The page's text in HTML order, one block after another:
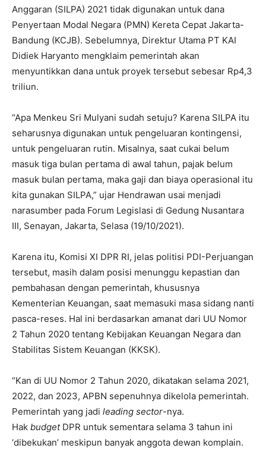
Anggaran (SILPA) 2021 tidak digunakan untuk dana
Penyertaan Modal Negara (PMN) Kereta Cepat Jakarta-
Bandung (KCJB). Sebelumnya, Direktur Utama PT KAI
Didiek Haryanto mengklaim pemerintah akan
menyuntikkan dana untuk proyek tersebut sebesar Rp4,3
triliun.
“Apa Menkeu Sri Mulyani sudah setuju? Karena SILPA itu
seharusnya digunakan untuk pengeluaran kontingensi,
untuk pengeluaran rutin. Misalnya, saat cukai belum
masuk tiga bulan pertama di awal tahun, pajak belum
masuk bulan pertama, maka gaji dan biaya operasional itu
kita gunakan SILPA,” ujar Hendrawan usai menjadi
narasumber pada Forum Legislasi di Gedung Nusantara
III, Senayan, Jakarta, Selasa (19/10/2021).
Karena itu, Komisi XI DPR RI, jelas politisi PDI-Perjuangan
tersebut, masih dalam posisi menunggu kepastian dan
pembahasan dengan pemerintah, khususnya
Kementerian Keuangan, saat memasuki masa sidang nanti
pasca-reses. Hal ini berdasarkan amanat dari UU Nomor
2 Tahun 2020 tentang Kebijakan Keuangan Negara dan
Stabilitas Sistem Keuangan (KKSK).
“Kan di UU Nomor 2 Tahun 2020, dikatakan selama 2021,
2022, dan 2023, APBN sepenuhnya dikelola pemerintah.
Pemerintah yang jadi leading sector-nya.
Hak budgetDPR untuk sementara selama 3 tahun ini
‘dibekukan’ meskipun banyak anggota dewan komplain.